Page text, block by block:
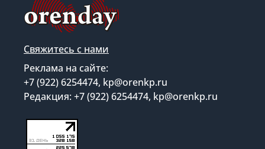
Свяжитесь с нами
Реклама на сайте:
+7 (922) 6254474, kp@orenkp.ru
Редакция: +7 (922) 6254474, kp@orenkp.ru